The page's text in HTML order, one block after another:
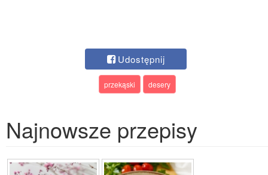
Udostępnij
przekąski desery
Najnowsze przepisy